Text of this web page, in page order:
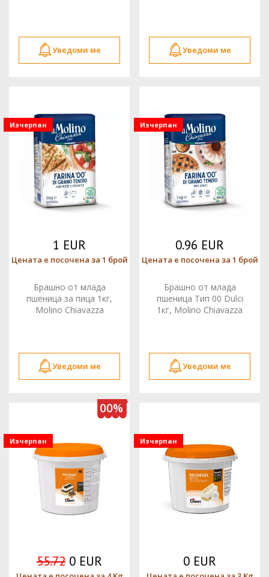
Уведоми ме Уведоми ме
Изчерпан
1 EUR
Цената е посочена за 1 брой
Брашно от млада
пшеница за пица 1кг,
Molino Chiavazza
Уведоми ме
Изчерпан
0.96 EUR
Цената е посочена за 1 брой
Брашно от млада
пшеница Тип 00 Dulci
1кг, Molino Chiavazza
Уведоми ме
100%
Изчерпан
55.72 0 EUR
Изчерпан
0 EUR